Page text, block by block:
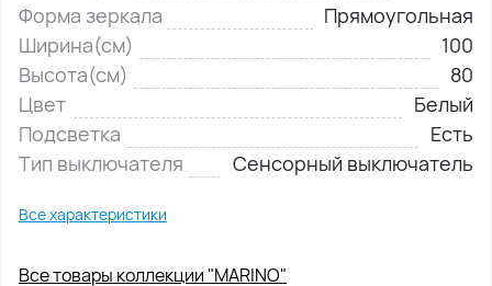
Форма зеркала
Прямоугольная
Ширина(см)
100
Высота(см)
80
Цвет
Белый
Подсветка
Есть
Тип выключателя
Сенсорный выключатель
Все характеристики
Все товары коллекции "MARINO"